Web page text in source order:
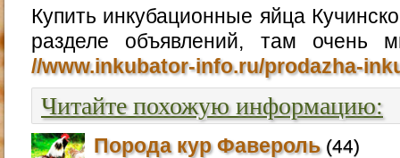
Купить инкубационные яйца
разделе объявлений, там очень
//www.inkubator-info.ru/prodazha-
Читайте похожую информацию:
Порода кур Фавероль(44)